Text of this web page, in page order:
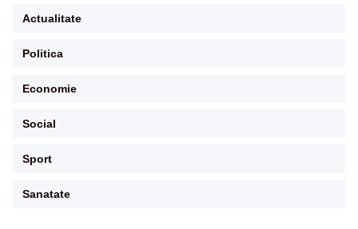
Actualitate
Politica
Economie
Social
Sport
Sanatate